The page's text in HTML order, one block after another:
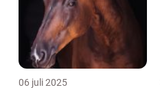
06 juli 2025